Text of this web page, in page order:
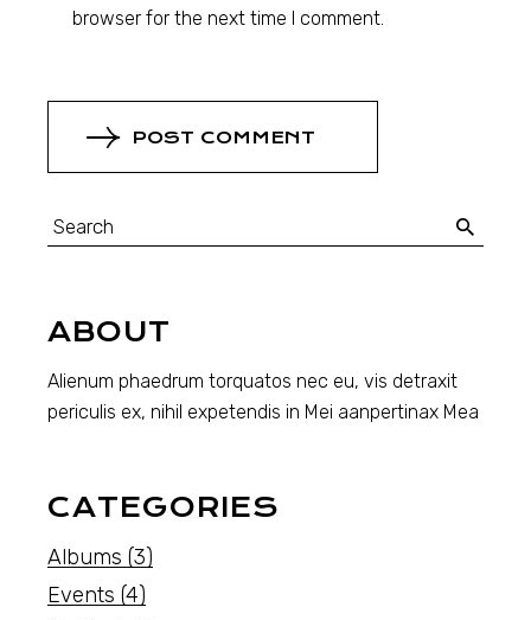
browser for the next time I comment.
POST COMMENT
ABOUT
Alienum phaedrum torquatos nec eu, vis detraxit
periculis ex, nihil expetendis in Mei aanpertinax Mea
CATEGORIES
Albums (3)
Events (4)